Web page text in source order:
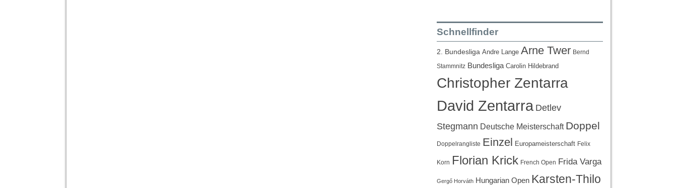
Schnellfinder
2. Bundesliga Andre Lange Arne Twer Bernd
Stammnitz Bundesliga Carolin Hildebrand
Christopher Zentarra
David Zentarra Detlev
Stegmann Deutsche Meisterschaft Doppel
Doppelrangliste Einzel Europameisterschaft Felix
Korn Florian Krick French Open Frida Varga
Gergő Horváth Hungarian Open Karsten-Thilo